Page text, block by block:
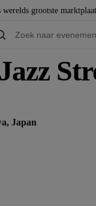
grootste
Japan